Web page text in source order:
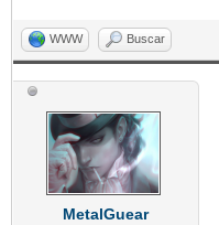
WWW Buscar
MetalGuear